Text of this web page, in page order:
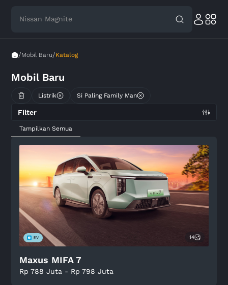
Nissan Magnite
/Mobil Baru/Katalog
Mobil Baru
Listrik Si Paling Family Man
Filter
Tampilkan Semua
14
Maxus MIFA 7
Rp 788 Juta - Rp 798 Juta